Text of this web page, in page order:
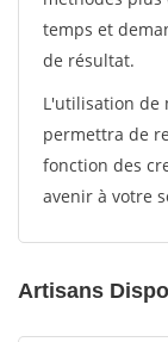
temps et
de résultat.
L'utilisation de
permettra de
fonction des
avenir à votre
Artisans